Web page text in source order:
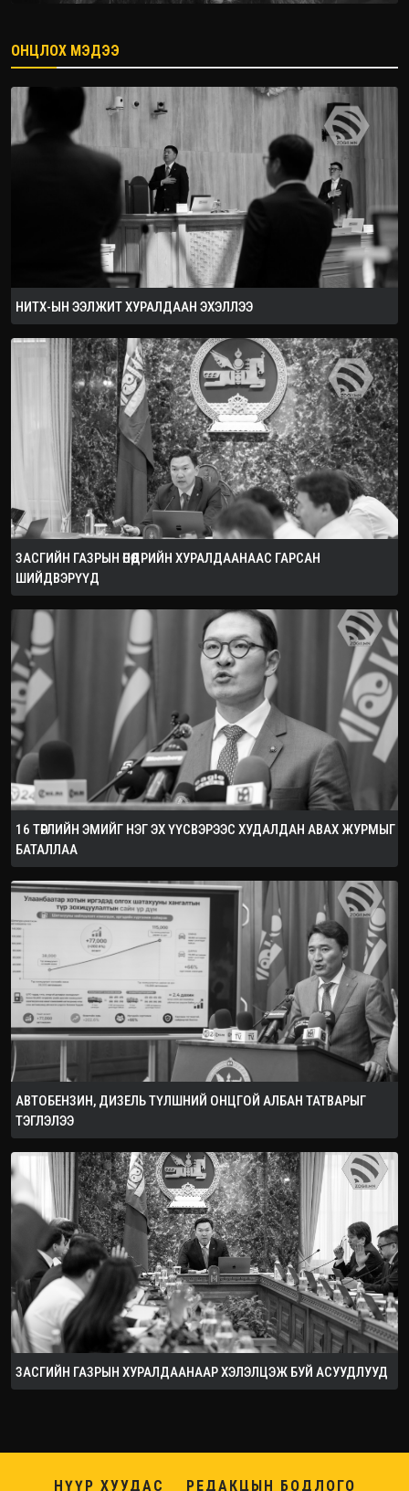
2026.08.08
ОНЦЛОХ МЭДЭЭ
НИТХ-ЫН ЭЭЛЖИТ ХУРАЛДААН ЭХЭЛЛЭЭ
ЗАСГИЙН ГАЗРЫН ӨНӨӨДРИЙН ХУРАЛДААНААС ГАРСАН
ШИЙДВЭРҮҮД
16 ТӨРЛИЙН ЭМИЙГ НЭГ ЭХ ҮҮСВЭРЭЭС ХУДАЛДАН АВАХ ЖУРМЫГ
БАТАЛЛАА
АВТОБЕНЗИН, ДИЗЕЛЬ ТҮЛШНИЙ ОНЦГОЙ АЛБАН ТАТВАРЫГ
ТЭГЛЭЛЭЭ
ЗАСГИЙН ГАЗРЫН ХУРАЛДААНААР ХЭЛЭЛЦЭЖ БУЙ АСУУДЛУУД
НҮҮР ХУУДАС РЕДАКЦЫН БОДЛОГО